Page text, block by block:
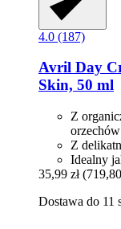
4.0 (187)
Avril Day
Skin, 50 ml
Z
Z
Idealny
35,99 zł
Dostawa do 11